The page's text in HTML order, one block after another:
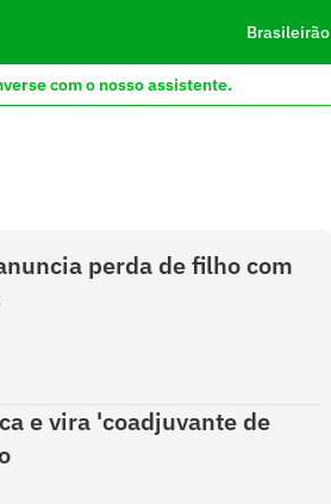
Brasileirão
com o nosso assistente.
perda de filho com
e vira 'coadjuvante de